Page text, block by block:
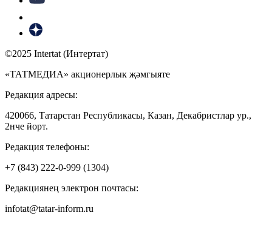
©2025 Intertat (Интертат)
«ТАТМЕДИА» акционерлык җәмгыяте
Редакция адресы:
420066, Татарстан Республикасы, Казан, Декабристлар ур.,
2нче йорт.
Редакция телефоны:
+7 (843) 222-0-999 (1304)
Редакциянең электрон почтасы:
infotat@tatar-inform.ru